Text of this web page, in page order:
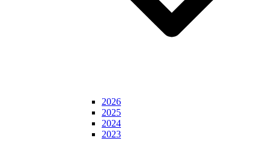
2026
2025
2024
2023